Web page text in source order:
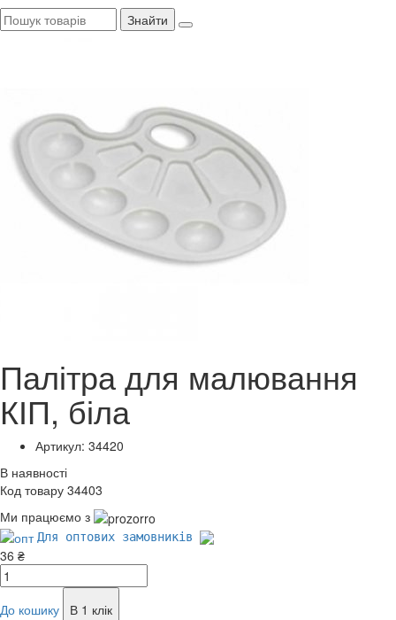
Знайти
Палітра для малювання
КІП, біла
Артикул: 34420
В наявності
Код товару 34403
Ми працюємо з
Для оптових замовників
36 ₴
До кошику
В 1 клік